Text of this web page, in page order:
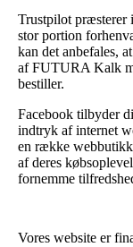
Trustpilot præsterer
stor portion
kan det anbefales,
af FUTURA Kalk
bestiller.
Facebook tilbyder
indtryk af internet
en række
af deres
fornemme
Vores website er